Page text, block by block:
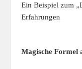
Ein Beispiel zum
Erfahrungen
Magische Formel